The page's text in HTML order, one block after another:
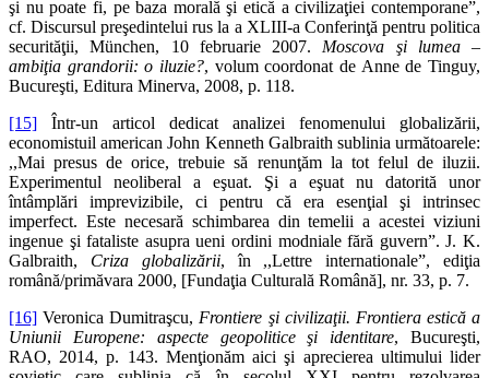
şi nu poate fi, pe baza morală şi etică a civilizaţiei contemporane”,
cf. Discursul preşedintelui rus la a XLIII-a Conferinţă pentru politica
securităţii, München, 10 februarie 2007. Moscova şi lumea –
ambiţia grandorii: o iluzie?, volum coordonat de Anne de Tinguy,
Bucureşti, Editura Minerva, 2008, p. 118.
[15] Într-un articol dedicat analizei fenomenului globalizării,
economistuil american John Kenneth Galbraith sublinia următoarele:
,,Mai presus de orice, trebuie să renunţăm la tot felul de iluzii.
Experimentul neoliberal a eşuat. Şi a eşuat nu datorită unor
întâmplări imprevizibile, ci pentru că era esenţial şi intrinsec
imperfect. Este necesară schimbarea din temelii a acestei viziuni
ingenue şi fataliste asupra ueni ordini modniale fără guvern”. J. K.
Galbraith, Criza globalizării, în ,,Lettre internationale”, ediţia
română/primăvara 2000, [Fundaţia Culturală Română], nr. 33, p. 7.
[16] Veronica Dumitraşcu, Frontiere şi civilizaţii. Frontiera estică a
Uniunii Europene: aspecte geopolitice şi identitare, Bucureşti,
RAO, 2014, p. 143. Menţionăm aici şi aprecierea ultimului lider